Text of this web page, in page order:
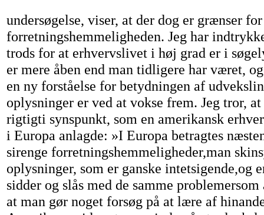
undersøgelse, viser, at der dog er grænser for
forretningshemmeligheden. Jeg har
trods for at erhvervslivet i høj grad er i
er mere åben end man tidligere har været,
en ny forståelse for betydningen af
oplysninger er ved at vokse frem. Jeg tror,
rigtigti synspunkt, som en amerikansk
i Europa anlagde: »I Europa betragtes
sirenge forretningshemmeligheder,man
oplysninger, som er ganske intetsigende,og
sidder og slås med de samme
at man gør noget forsøg på at lære af